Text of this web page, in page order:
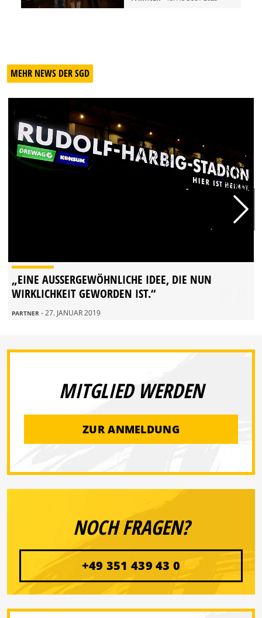
MEHR NEWS DER SGD
„EINE AUSSERGEWÖHNLICHE IDEE, DIE NUN W
IRKLICHKEIT GEWORDEN IST.“
PARTNER - 27. JANUAR 2019
MITGLIED WERDEN
ZUR ANMELDUNG
NOCH FRAGEN?
+49 351 439 43 0